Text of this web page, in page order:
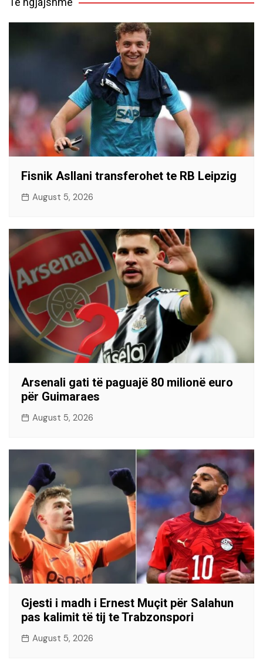
Fisnik Asllani transferohet te RB Leipzig
August 5, 2026
Arsenali gati të paguajë 80 milionë euro
për Guimaraes
August 5, 2026
Gjesti i madh i Ernest Muçit për Salahun
pas kalimit të tij te Trabzonspori
August 5, 2026